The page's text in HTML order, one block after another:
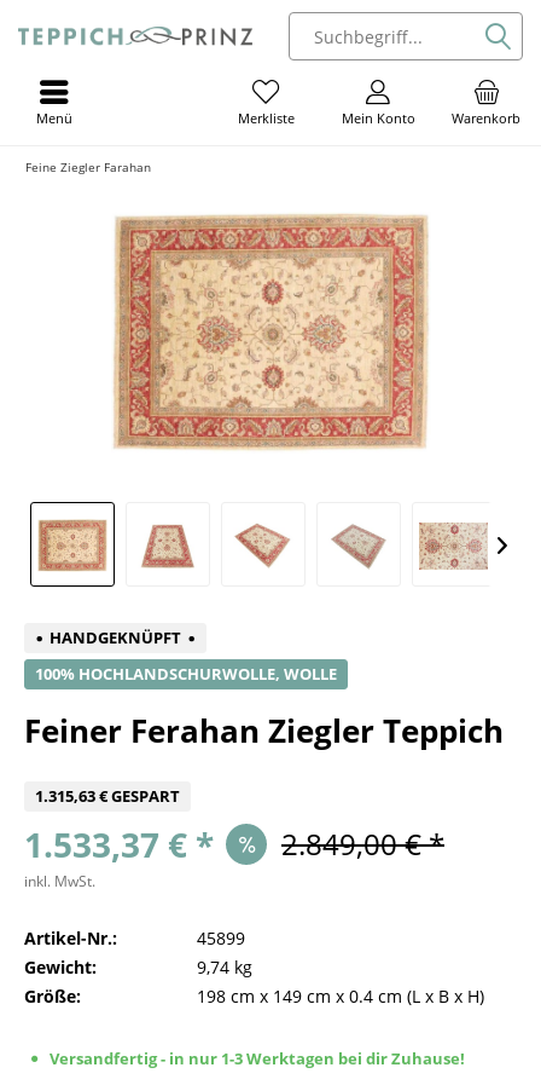
Warenkorb
Mein Konto
Merkliste
Menü
Feine Ziegler Farahan
HANDGEKNÜPFT
100% HOCHLANDSCHURWOLLE, WOLLE
Feiner Ferahan Ziegler Teppich
1.315,63 € GESPART
1.533,37 € * 2.849,00 € *
inkl. MwSt.
Artikel-Nr.:
45899
Gewicht:
9,74 kg
Größe:
198 cm x 149 cm x 0.4 cm (L x B x H)
Versandfertig - in nur 1-3 Werktagen bei dir Zuhause!